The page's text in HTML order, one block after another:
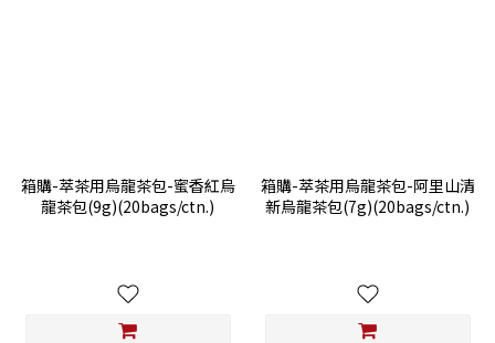
箱購-萃茶用烏龍茶包-蜜香紅烏
龍茶包(9g)(20bags/ctn.)
箱購-萃茶用烏龍茶包-阿里山清
新烏龍茶包(7g)(20bags/ctn.)